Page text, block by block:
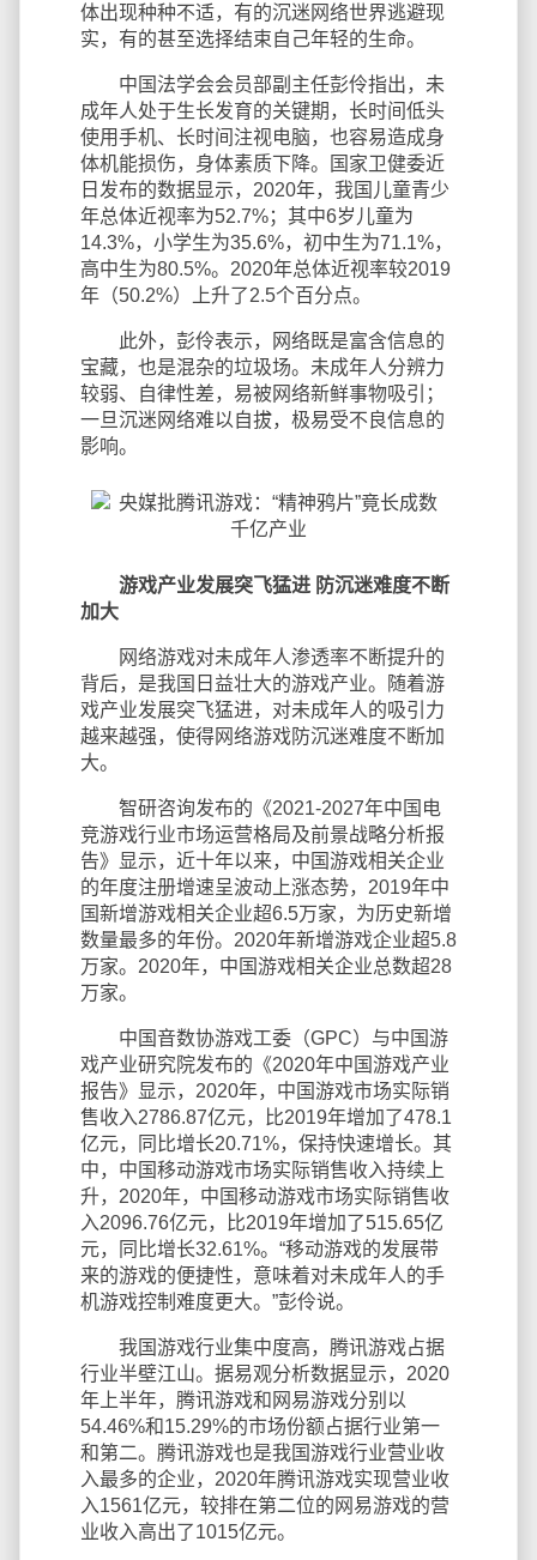
体出现种种不适，有的沉迷网络世界逃避现
实，有的甚至选择结束自己年轻的生命。
中国法学会会员部副主任彭伶指出，未
成年人处于生长发育的关键期，长时间低头
使用手机、长时间注视电脑，也容易造成身
体机能损伤，身体素质下降。国家卫健委近
日发布的数据显示，2020年，我国儿童青少
年总体近视率为52.7%；其中6岁儿童为
14.3%，小学生为35.6%，初中生为71.1%，
高中生为80.5%。2020年总体近视率较2019
年（50.2%）上升了2.5个百分点。
此外，彭伶表示，网络既是富含信息的
宝藏，也是混杂的垃圾场。未成年人分辨力
较弱、自律性差，易被网络新鲜事物吸引；
一旦沉迷网络难以自拔，极易受不良信息的
影响。
游戏产业发展突飞猛进 防沉迷难度不断
加大
网络游戏对未成年人渗透率不断提升的
背后，是我国日益壮大的游戏产业。随着游
戏产业发展突飞猛进，对未成年人的吸引力
越来越强，使得网络游戏防沉迷难度不断加
大。
智研咨询发布的《2021-2027年中国电
竞游戏行业市场运营格局及前景战略分析报
告》显示，近十年以来，中国游戏相关企业
的年度注册增速呈波动上涨态势，2019年中
国新增游戏相关企业超6.5万家，为历史新增
数量最多的年份。2020年新增游戏企业超5.8
万家。2020年，中国游戏相关企业总数超28
万家。
中国音数协游戏工委（GPC）与中国游
戏产业研究院发布的《2020年中国游戏产业
报告》显示，2020年，中国游戏市场实际销
售收入2786.87亿元，比2019年增加了478.1
亿元，同比增长20.71%，保持快速增长。其
中，中国移动游戏市场实际销售收入持续上
升，2020年，中国移动游戏市场实际销售收
入2096.76亿元，比2019年增加了515.65亿
元，同比增长32.61%。“移动游戏的发展带
来的游戏的便捷性，意味着对未成年人的手
机游戏控制难度更大。”彭伶说。
我国游戏行业集中度高，腾讯游戏占据
行业半壁江山。据易观分析数据显示，2020
年上半年，腾讯游戏和网易游戏分别以
54.46%和15.29%的市场份额占据行业第一
和第二。腾讯游戏也是我国游戏行业营业收
入最多的企业，2020年腾讯游戏实现营业收
入1561亿元，较排在第二位的网易游戏的营
业收入高出了1015亿元。